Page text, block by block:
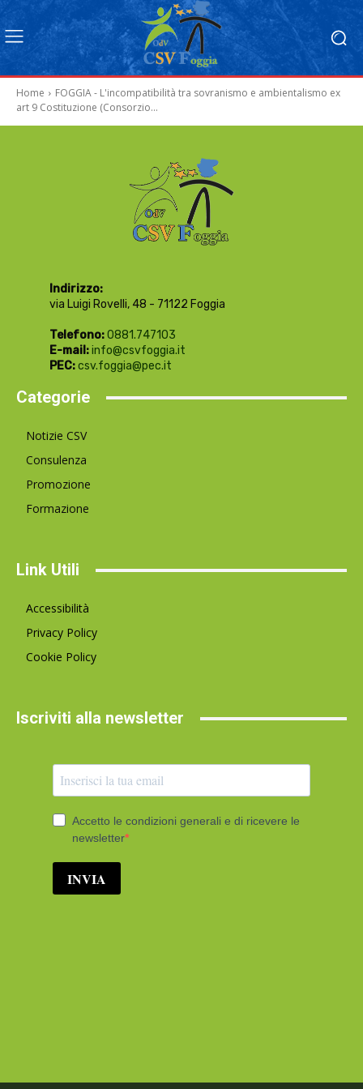
Home
FOGGIA - L'incompatibilità tra sovranismo e ambientalismo ex
art 9 Costituzione (Consorzio...
Indirizzo:
via Luigi Rovelli, 48 - 71122 Foggia
Telefono:0881.747103
E-mail:info@csvfoggia.it
PEC:csv.foggia@pec.it
Categorie
Notizie CSV
Consulenza
Promozione
Formazione
Link Utili
Accessibilità
Privacy Policy
Cookie Policy
Iscriviti alla newsletter